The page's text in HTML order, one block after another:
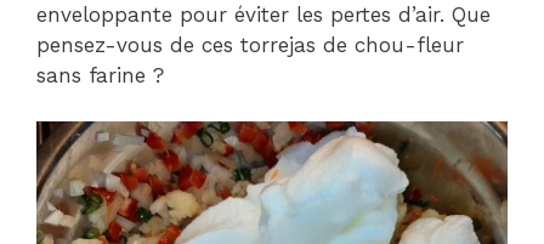
enveloppante pour éviter les pertes d’air. Que
pensez-vous de ces torrejas de chou-fleur
sans farine ?